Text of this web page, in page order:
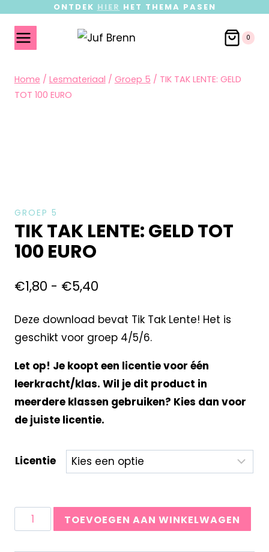
ONTDEK HIER HET THEMA PASEN
0
Home / Lesmateriaal / Groep 5 / TIK TAK LENTE: GELD
TOT 100 EURO
GROEP 5
TIK TAK LENTE: GELD TOT
100 EURO
€1,80 - €5,40
Deze download bevat Tik Tak Lente! Het is
geschikt voor groep 4/5/6.
Let op! Je koopt een licentie voor één
leerkracht/klas. Wil je dit product in
meerdere klassen gebruiken? Kies dan voor
de juiste licentie.
Licentie
TOEVOEGEN AAN WINKELWAGEN